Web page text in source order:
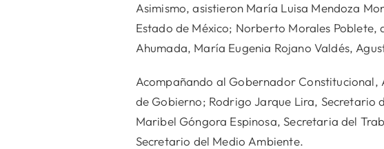
Asimismo, asistieron María Luisa Mendoza
Estado de México; Norberto Morales
Ahumada, María Eugenia Rojano Valdés,
Acompañando al Gobernador Constitucional,
de Gobierno; Rodrigo Jarque Lira, Secretario
Maribel Góngora Espinosa, Secretaria del
Secretario del Medio Ambiente.